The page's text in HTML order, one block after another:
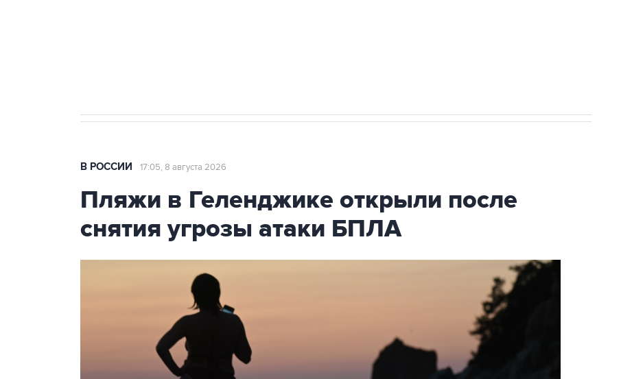
В РОССИИ 17:05, 8 августа 2026
Пляжи в Геленджике открыли после
снятия угрозы атаки БПЛА